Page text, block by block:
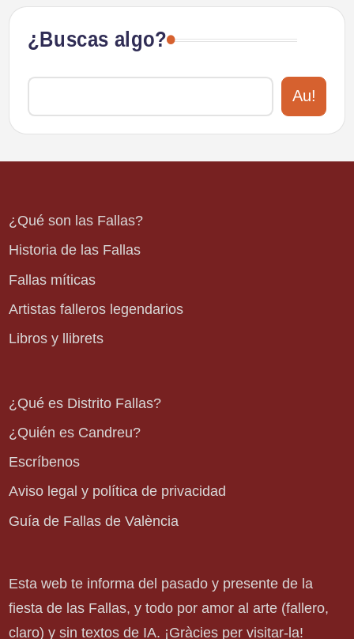
¿Buscas algo?
Au!
¿Qué son las Fallas?
Historia de las Fallas
Fallas míticas
Artistas falleros legendarios
Libros y llibrets
¿Qué es Distrito Fallas?
¿Quién es Candreu?
Escríbenos
Aviso legal y política de privacidad
Guía de Fallas de València
Esta web te informa del pasado y presente de la
fiesta de las Fallas, y todo por amor al arte (fallero,
claro) y sin textos de IA. ¡Gràcies per visitar-la!